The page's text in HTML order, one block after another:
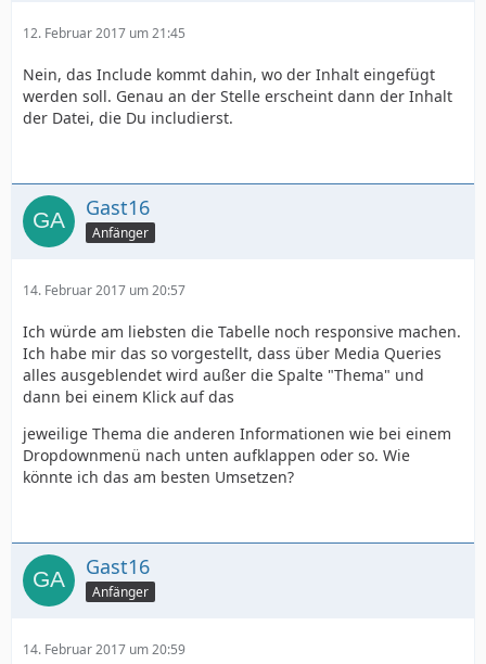
12. Februar 2017 um 21:45
Nein, das Include kommt dahin, wo der Inhalt eingefügt
werden soll. Genau an der Stelle erscheint dann der Inhalt
der Datei, die Du includierst.
Gast16
Anfänger
14. Februar 2017 um 20:57
Ich würde am liebsten die Tabelle noch responsive machen.
Ich habe mir das so vorgestellt, dass über Media Queries
alles ausgeblendet wird außer die Spalte "Thema" und
dann bei einem Klick auf das
jeweilige Thema die anderen Informationen wie bei einem
Dropdownmenü nach unten aufklappen oder so. Wie
könnte ich das am besten Umsetzen?
Gast16
Anfänger
14. Februar 2017 um 20:59